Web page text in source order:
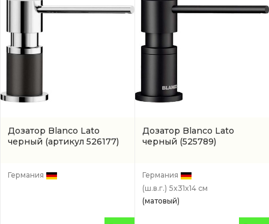
Дозатор Blanco Lato
черный (артикул 526177)
Германия
Дозатор Blanco Lato
черный (525789)
Германия
(ш.в.г.) 5x31x14 см
(матовый)